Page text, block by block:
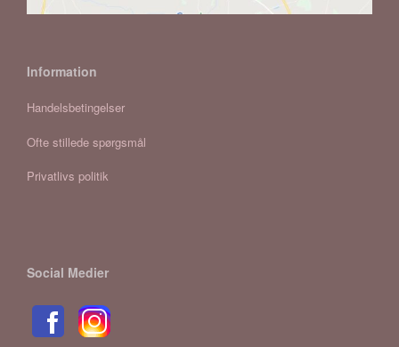
Information
Handelsbetingelser
Ofte stillede spørgsmål
Privatlivs politik
Social Medier